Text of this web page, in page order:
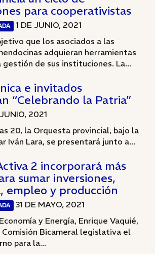
para cooperativistas
1 DE JUNIO, 2021
que los asociados a las
adquieran herramientas
gestión de sus instituciones. La...
e invitados
“Celebrando la Patria”
2021
20, la Orquesta provincial, bajo la
Iván Lara, se presentará junto a...
2 incorporará más
sumar inversiones,
empleo y producción
31 DE MAYO, 2021
y Energía, Enrique Vaquié,
Comisión Bicameral legislativa el
para la...